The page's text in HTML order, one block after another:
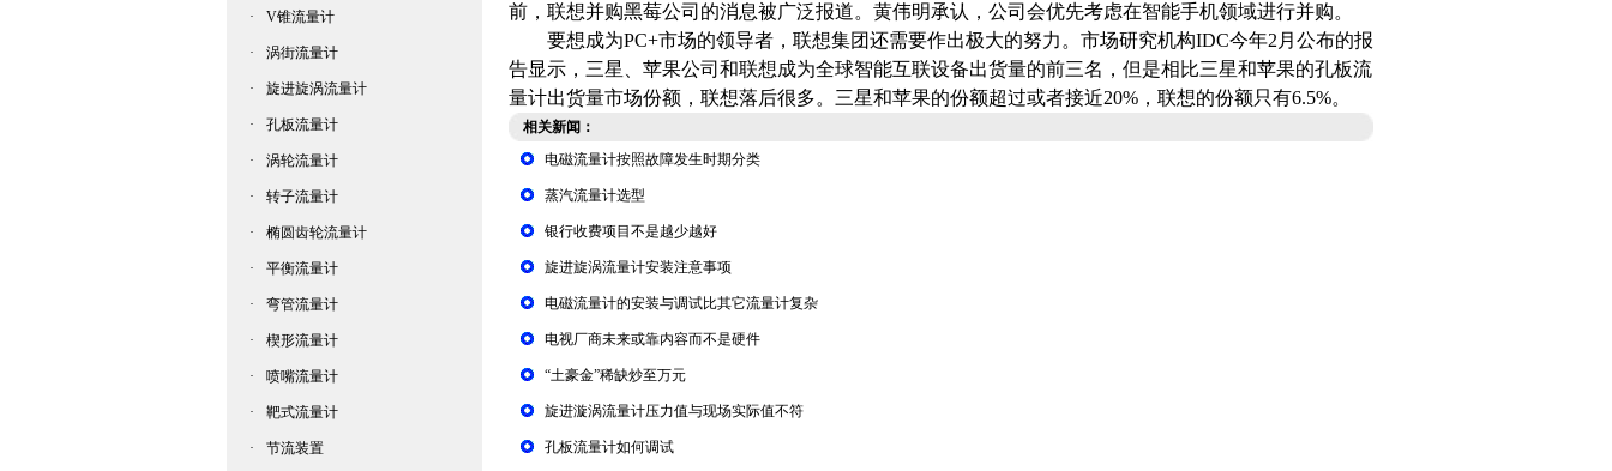
· V锥流量计
· 涡街流量计
· 旋进旋涡流量计
· 孔板流量计
· 涡轮流量计
· 转子流量计
· 椭圆齿轮流量计
· 平衡流量计
· 弯管流量计
· 楔形流量计
· 喷嘴流量计
· 靶式流量计
· 节流装置
前，联想并购黑莓公司的消息被广泛报道。黄伟明承认，公司会优先考虑在智能手机领域进行并购。
要想成为PC+市场的领导者，联想集团还需要作出极大的努力。市场研究机构IDC今年2月公布的报
告显示，三星、苹果公司和联想成为全球智能互联设备出货量的前三名，但是相比三星和苹果的孔板流
量计出货量市场份额，联想落后很多。三星和苹果的份额超过或者接近20%，联想的份额只有6.5%。
相关新闻：
电磁流量计按照故障发生时期分类
蒸汽流量计选型
银行收费项目不是越少越好
旋进旋涡流量计安装注意事项
电磁流量计的安装与调试比其它流量计复杂
电视厂商未来或靠内容而不是硬件
“土豪金”稀缺炒至万元
旋进漩涡流量计压力值与现场实际值不符
孔板流量计如何调试